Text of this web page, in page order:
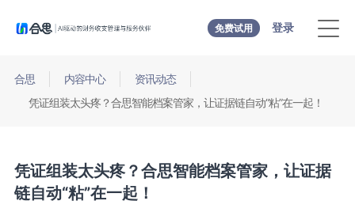
免费试用 登录
合思 内容中心
资讯动态
凭证组装太头疼？合思智能档案管家，让证据链自动“粘”在一起！
凭证组装太头疼？合思智能档案管家，让证据
链自动“粘”在一起！